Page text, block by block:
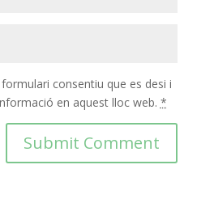
consentiu que es desi i
en aquest lloc web. *